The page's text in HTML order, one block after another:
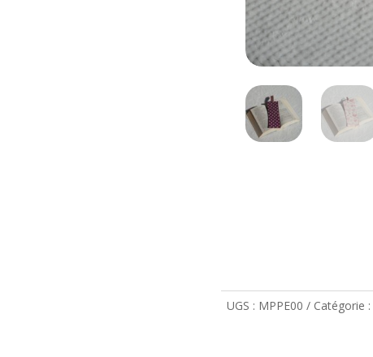
UGS : MPPE00 Catégorie :